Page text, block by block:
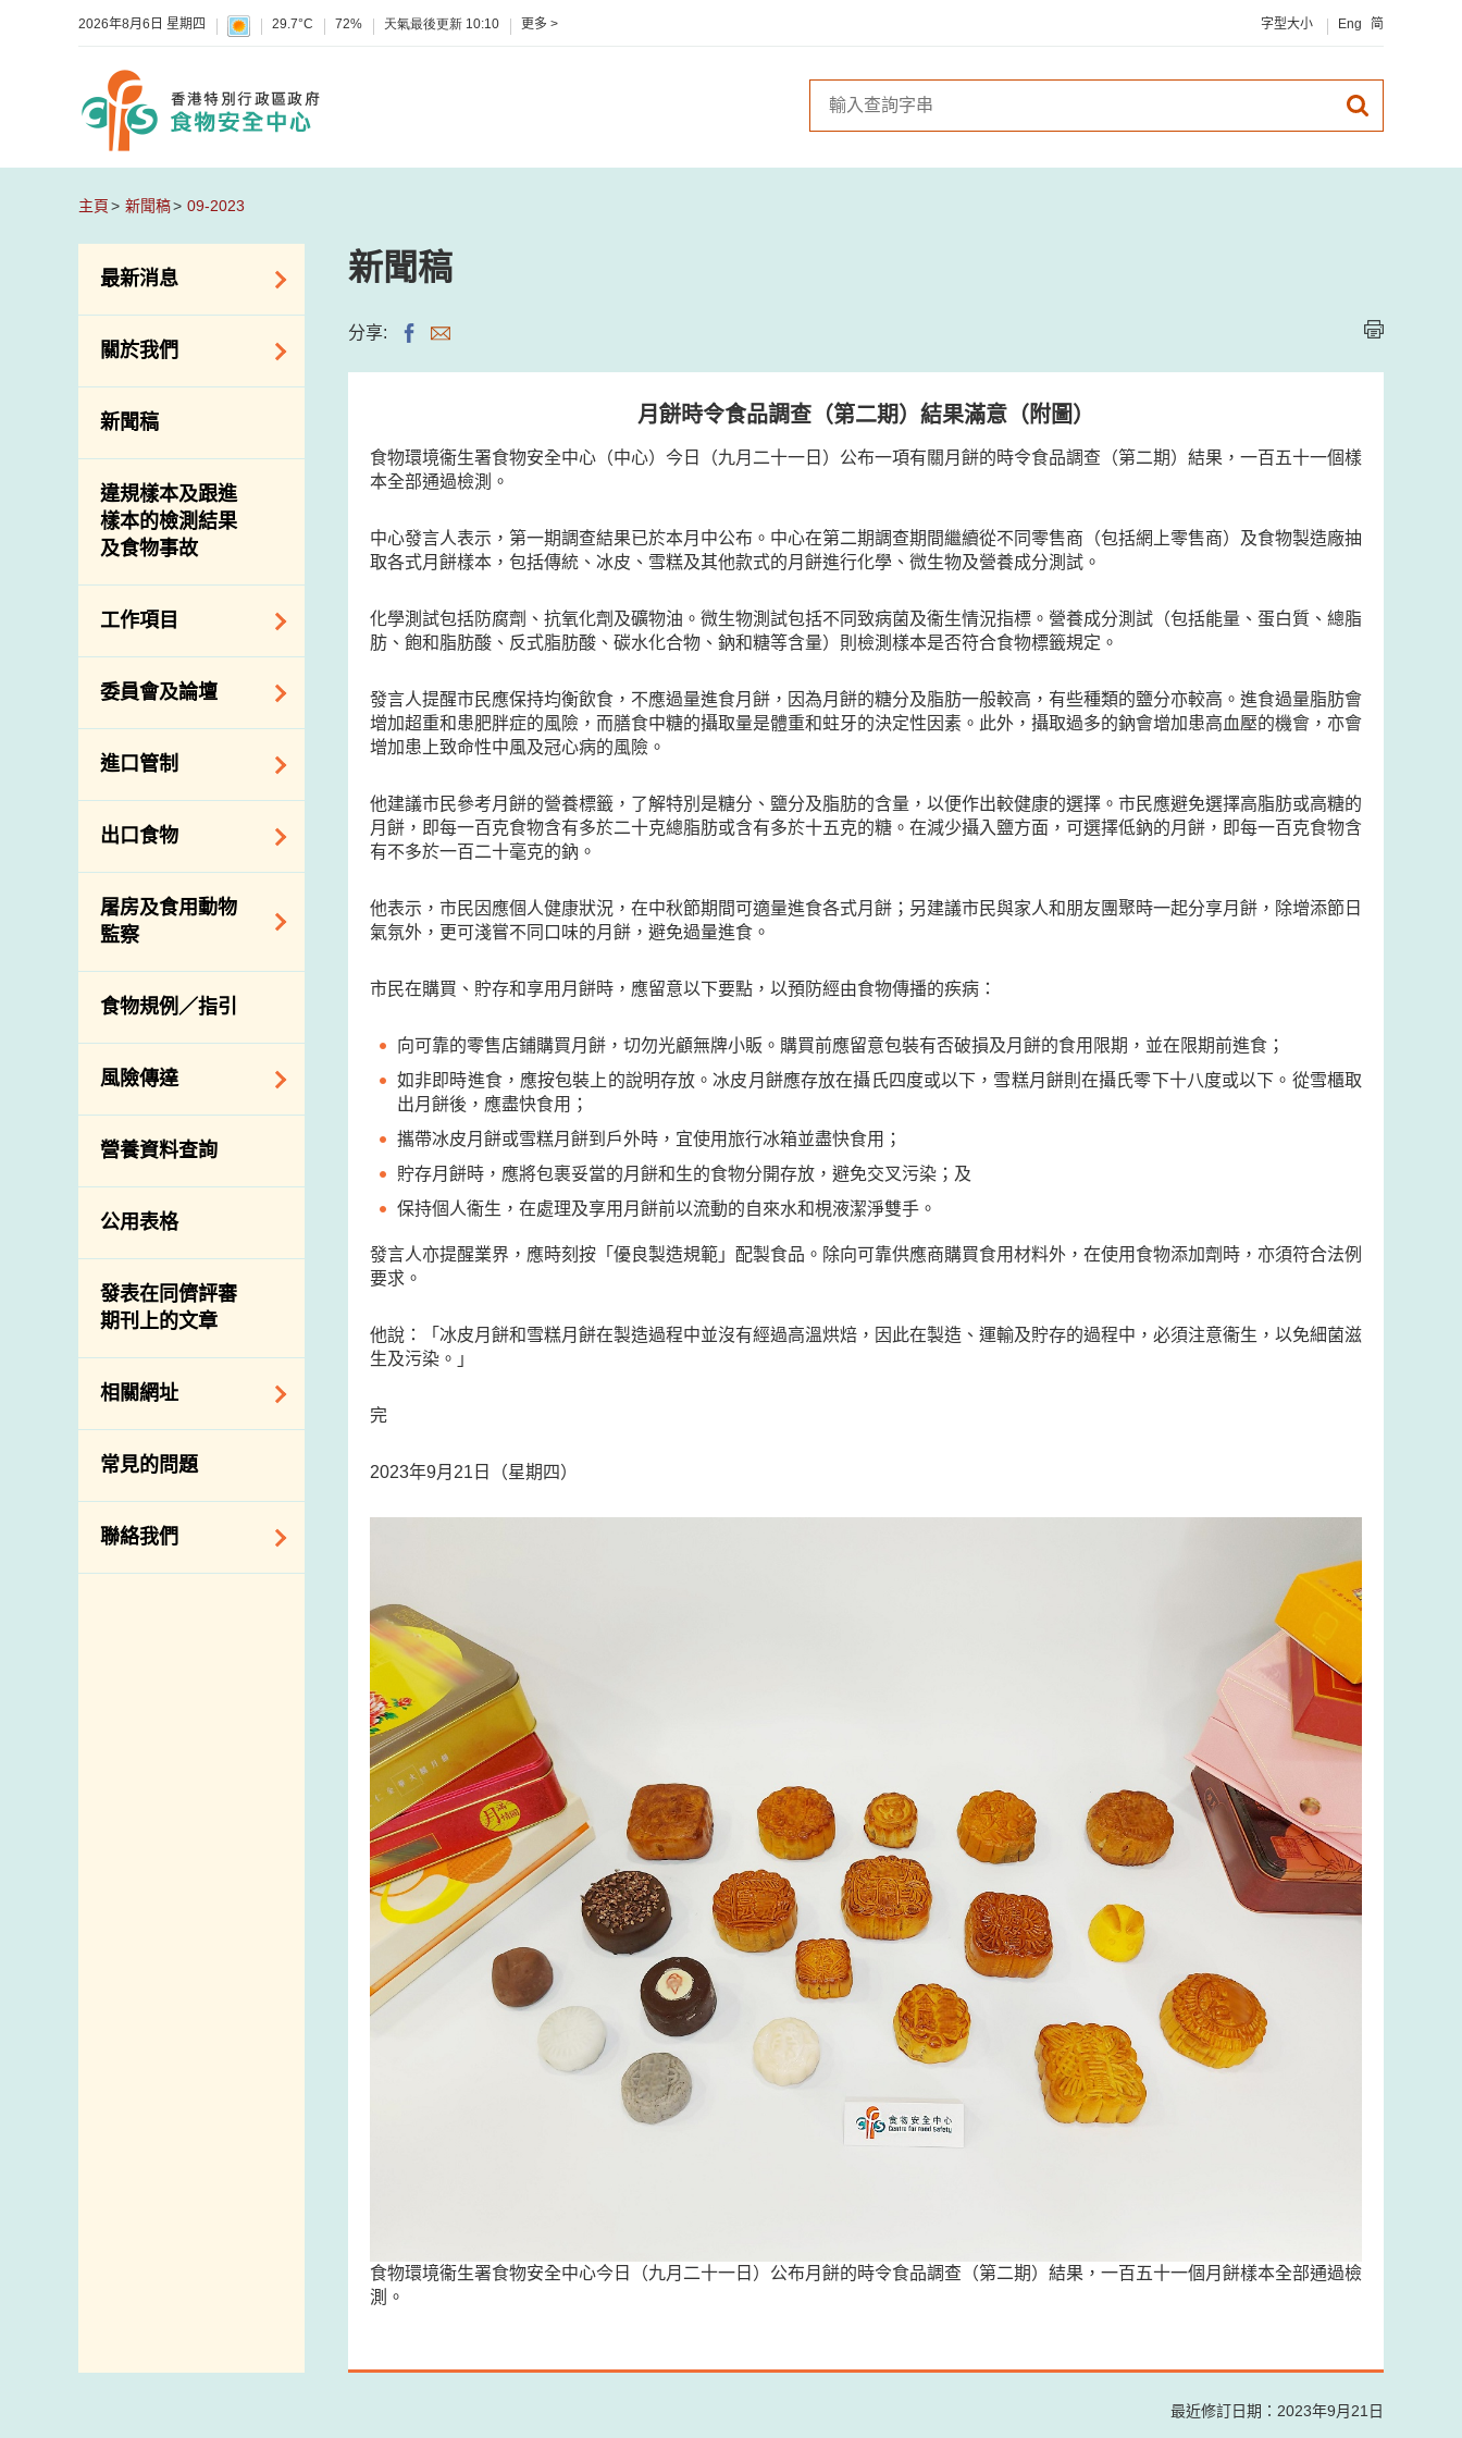
2026年8月6日 星期四 29.7°C 72% 天氣最後更新 10:10 更多 > 字型大小 Eng 简
主頁 新聞稿 09-2023
最新消息
食物警報 / 致敏物
警報
活動
關於我們
組織結構
介紹短片
新聞稿
違規樣本及跟進
樣本的檢測結果
及食物事故
工作項目
降低膳食中的鈉和
糖
食物安全重點控制
系統
基因改造食物
資料
食物安全之風險評
估
食物事故應變及管
理
食物消費量調查
總膳食研究
有機食物
高風險食物
抗菌素耐藥性
委員會及論壇
食物安全專家委員
會
消費者聯繫小組
進口管制
食物進口商和食物
分銷商登記制度
絡內地有關當局
進口食物管制
口檢驗
出口食物
出口驗證
出口食物往內地
出口商及業界的消
息
屠房及食用動物
監察
規管農業化學物及
獸醫藥物在食用動
物上的使用
屠房及疾病監測
宰前檢驗
宰後檢驗
結果
屠房及肉類檢驗
食物規例／指引
風險傳達
主題項目
項目及活動
資訊平台
下載
公開比賽
營養資料查詢
公用表格
發表在同儕評審
期刊上的文章
相關網址
相關政府部門／機
構
常見的問題
聯絡我們
新聞稿
分享:
月餅時令食品調查（第二期）結果滿意（附圖）
食物環境衞生署食物安全中心（中心）今日（九月二十一日）公布一項有關月餅的時令食品調查（第二期）結果，一百五十一個樣
本全部通過檢測。
中心發言人表示，第一期調查結果已於本月中公布。中心在第二期調查期間繼續從不同零售商（包括網上零售商）及食物製造廠抽
取各式月餅樣本，包括傳統、冰皮、雪糕及其他款式的月餅進行化學、微生物及營養成分測試。
化學測試包括防腐劑、抗氧化劑及礦物油。微生物測試包括不同致病菌及衞生情況指標。營養成分測試（包括能量、蛋白質、總脂
肪、飽和脂肪酸、反式脂肪酸、碳水化合物、鈉和糖等含量）則檢測樣本是否符合食物標籤規定。
發言人提醒市民應保持均衡飲食，不應過量進食月餅，因為月餅的糖分及脂肪一般較高，有些種類的鹽分亦較高。進食過量脂肪會
增加超重和患肥胖症的風險，而膳食中糖的攝取量是體重和蛀牙的決定性因素。此外，攝取過多的鈉會增加患高血壓的機會，亦會
增加患上致命性中風及冠心病的風險。
他建議市民參考月餅的營養標籤，了解特別是糖分、鹽分及脂肪的含量，以便作出較健康的選擇。市民應避免選擇高脂肪或高糖的
月餅，即每一百克食物含有多於二十克總脂肪或含有多於十五克的糖。在減少攝入鹽方面，可選擇低鈉的月餅，即每一百克食物含
有不多於一百二十毫克的鈉。
他表示，市民因應個人健康狀況，在中秋節期間可適量進食各式月餅；另建議市民與家人和朋友團聚時一起分享月餅，除增添節日
氣氛外，更可淺嘗不同口味的月餅，避免過量進食。
市民在購買、貯存和享用月餅時，應留意以下要點，以預防經由食物傳播的疾病：
向可靠的零售店鋪購買月餅，切勿光顧無牌小販。購買前應留意包裝有否破損及月餅的食用限期，並在限期前進食；
如非即時進食，應按包裝上的說明存放。冰皮月餅應存放在攝氏四度或以下，雪糕月餅則在攝氏零下十八度或以下。從雪櫃取
出月餅後，應盡快食用；
攜帶冰皮月餅或雪糕月餅到戶外時，宜使用旅行冰箱並盡快食用；
貯存月餅時，應將包裹妥當的月餅和生的食物分開存放，避免交叉污染；及
保持個人衞生，在處理及享用月餅前以流動的自來水和梘液潔淨雙手。
發言人亦提醒業界，應時刻按「優良製造規範」配製食品。除向可靠供應商購買食用材料外，在使用食物添加劑時，亦須符合法例
要求。
他說：「冰皮月餅和雪糕月餅在製造過程中並沒有經過高溫烘焙，因此在製造、運輸及貯存的過程中，必須注意衞生，以免細菌滋
生及污染。」
完
2023年9月21日（星期四）
食物環境衞生署食物安全中心今日（九月二十一日）公布月餅的時令食品調查（第二期）結果，一百五十一個月餅樣本全部通過檢
測。
最近修訂日期：2023年9月21日